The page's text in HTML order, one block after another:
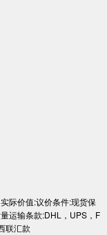
际价值:议价条件:现货保
运输条款:DHL，UPS，F
联汇款